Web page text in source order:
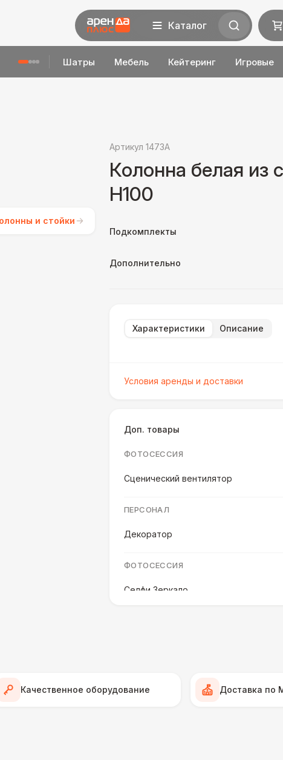
Шатры Мебель Кейтеринг Игровые
Каталог
и стойки
Артикул 1473A
Колонна белая из
H100
Подкомплекты
Дополнительно
Характеристики Описание
Условия аренды и доставки
Доп. товары
ФОТОСЕССИЯ
Сценический вентилятор
ПЕРСОНАЛ
Декоратор
ФОТОСЕССИЯ
Селфи Зеркало
Качественное оборудование Доставка по